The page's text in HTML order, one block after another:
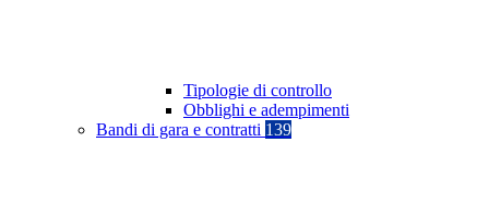
Tipologie di controllo
Obblighi e adempimenti
Bandi di gara e contratti 139